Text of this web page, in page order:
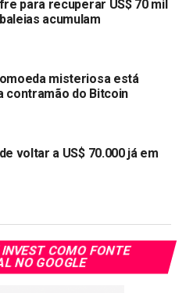
junto. E dessa vez não foi
ainda mais o baque,
dígitos percentuais em
do que nos gráficos
parecer algo distante do
tipo de tensão geopolítica
para recuperar US$ 70 mil
acumulam
misteriosa está
contramão do Bitcoin
voltar a US$ 70.000 já em
COMO FONTE
NO GOOGLE